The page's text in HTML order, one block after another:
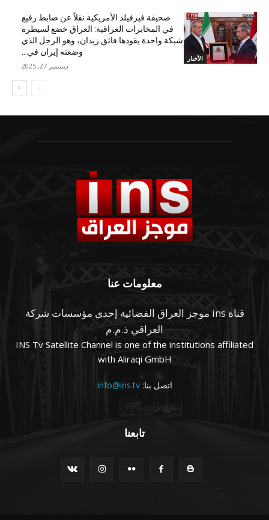
الأخبار
صحيفة فيرفيلد الأمريكية نقلاً عن ضابط رفيع
في المخابرات العراقية: العراق خضع لسيطرة
شبكة واحدة يقودها فائق زيدان، وهو الرجل الذي
وضعته إيران في...
ديسمبر 27, 2025
معلومات عنا
قناة ins موجز العراق الفضائية إحدى مؤسسات شركة
العراقي ذ.م.م
INS Tv Satellite Channel is one of the institutions affiliated
with Aliraqi GmbH
اتصل بنا:info@ins.tv
تابعنا